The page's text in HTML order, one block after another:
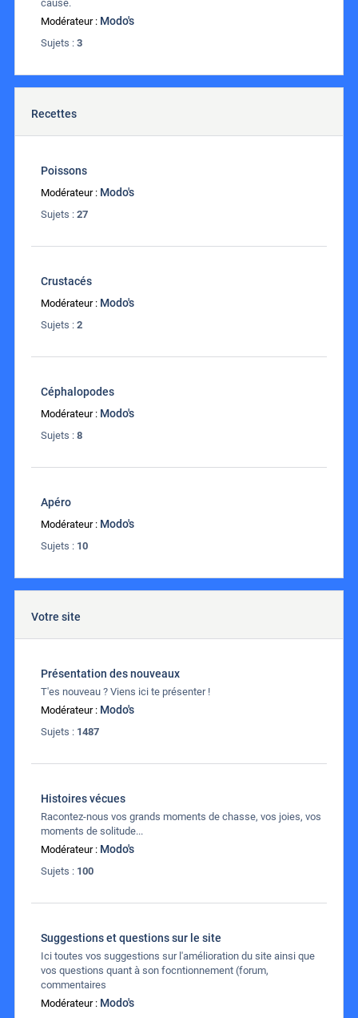
cause.
Modérateur : Modo's
Sujets : 3
Recettes
Poissons
Modérateur : Modo's
Sujets : 27
Crustacés
Modérateur : Modo's
Sujets : 2
Céphalopodes
Modérateur : Modo's
Sujets : 8
Apéro
Modérateur : Modo's
Sujets : 10
Votre site
Présentation des nouveaux
T'es nouveau ? Viens ici te présenter !
Modérateur : Modo's
Sujets : 1487
Histoires vécues
Racontez-nous vos grands moments de chasse, vos joies, vos
moments de solitude...
Modérateur : Modo's
Sujets : 100
Suggestions et questions sur le site
Ici toutes vos suggestions sur l'amélioration du site ainsi que
vos questions quant à son focntionnement (forum,
commentaires
Modérateur : Modo's